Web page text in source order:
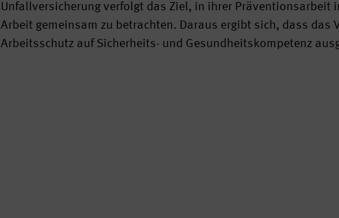
Unfallversicherung verfolgt das Ziel, in ihrer Präventionsarbeit
Arbeit gemeinsam zu betrachten. Daraus ergibt sich, dass das
Arbeitsschutz auf Sicherheits- und Gesundheitskompetenz